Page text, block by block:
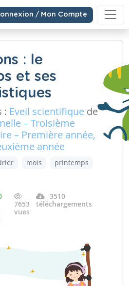
/ Mon Compte
: le
et ses
: Eveil scientifique de
– Troisième
– Première année,
année
mois
printemps
7653
vues
3510
téléchargements